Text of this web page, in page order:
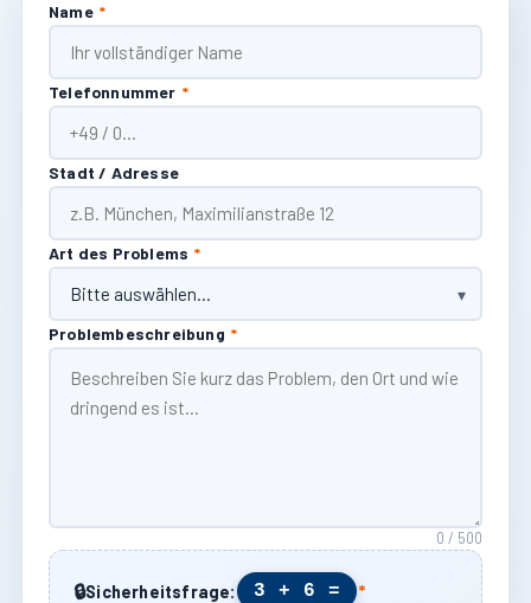
Name *
Telefonnummer *
Stadt / Adresse
Art des Problems *
Problembeschreibung *
0 / 500
🔒Sicherheitsfrage: 3 + 6 = *